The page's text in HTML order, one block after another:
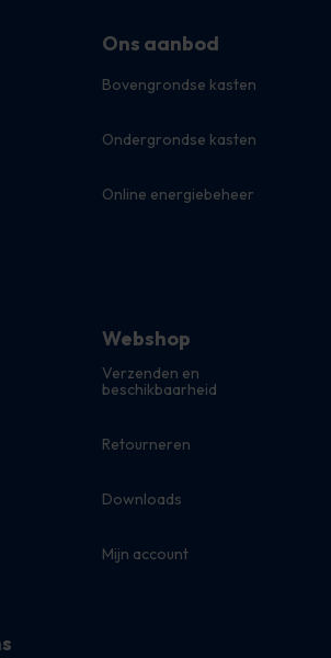
Ons aanbod
Bovengrondse kasten
Ondergrondse kasten
Online energiebeheer
Webshop
Verzenden en
beschikbaarheid
Retourneren
Downloads
Mijn account